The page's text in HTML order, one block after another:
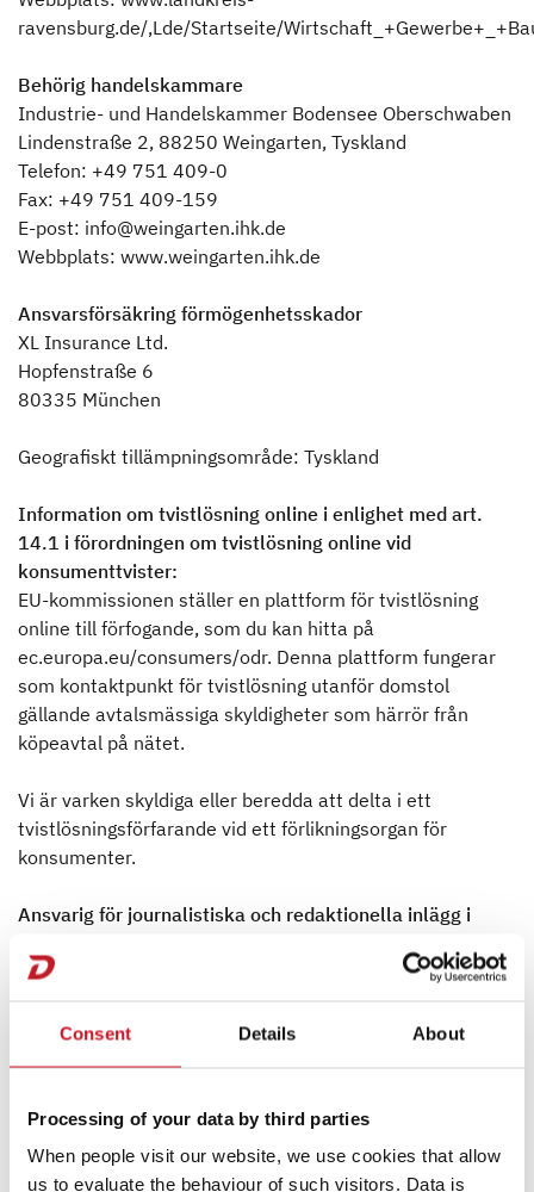
Consent Details About
Processing of your data by third parties
When people visit our website, we use cookies that allow
us to evaluate the behaviour of such visitors. Data is
ravensburg.de/,Lde/Startseite/
Behörig handelskammare
Industrie- und Handelskammer Bodensee Oberschwaben
Lindenstraße 2, 88250 Weingarten, Tyskland
Telefon: +49 751 409-0
Fax: +49 751 409-159
E-post: info@weingarten.ihk.de
Webbplats: www.weingarten.ihk.de
Ansvarsförsäkring förmögenhetsskador
XL Insurance Ltd.
Hopfenstraße 6
80335 München
Geografiskt tillämpningsområde: Tyskland
Information om tvistlösning online i enlighet med art.
14.1 i förordningen om tvistlösning online vid
konsumenttvister:
EU-kommissionen ställer en plattform för tvistlösning
online till förfogande, som du kan hitta på
ec.europa.eu/consumers/odr. Denna plattform fungerar
som kontaktpunkt för tvistlösning utanför domstol
gällande avtalsmässiga skyldigheter som härrör från
köpeavtal på nätet.
Vi är varken skyldiga eller beredda att delta i ett
tvistlösningsförfarande vid ett förlikningsorgan för
konsumenter.
Ansvarig för journalistiska och redaktionella inlägg i
lagen (Staatsvertrag für Rundfunk und Telemedien,
Helge Vester, Marknads-/PR-ansvarig,
Externt dataskyddsombud i enlighet med art. 37 GDPR
samt § 38 stycke 1 i den nya tyska dataskyddslagen